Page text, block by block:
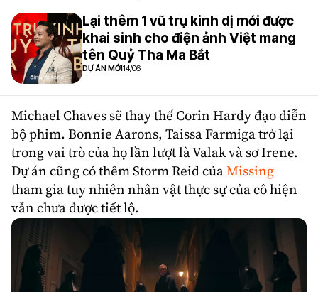
Lại thêm 1 vũ trụ kinh dị mới được
khai sinh cho điện ảnh Việt mang
tên Quỷ Tha Ma Bắt
DỰ ÁN MỚI14/06
Michael Chaves sẽ thay thế Corin Hardy đạo diễn
bộ phim. Bonnie Aarons, Taissa Farmigatrở lại
trong vai trò của họ lần lượt là Valak và sơ Irene.
Dự án cũng có thêmStorm ReidcủaMissing
tham gia tuy nhiên nhân vật thực sự của cô hiện
vẫn chưa được tiết lộ.